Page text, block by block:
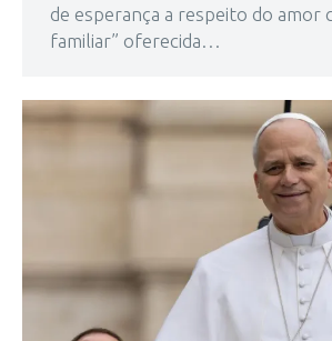
de esperança a respeito do amor
familiar” oferecida…